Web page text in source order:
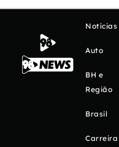
Notícias
Auto
BH e
Região
Brasil
Carreira